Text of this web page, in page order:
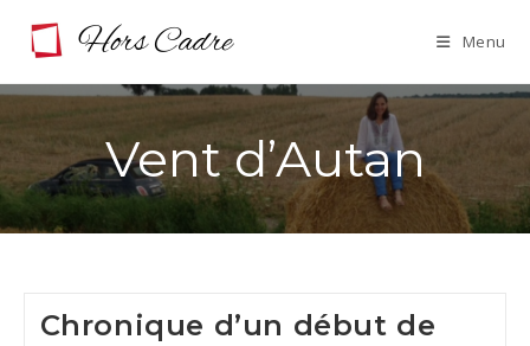
Menu
Vent d’Autan
Chronique d’un début de